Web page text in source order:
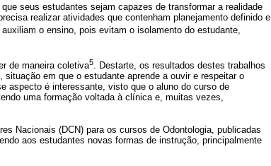
seus estudantes sejam capazes de transformar a realidade
realizar atividades que contenham planejamento definido e
o ensino, pois evitam o isolamento do estudante,
de maneira coletiva5
. Destarte, os resultados destes trabalhos
em que o estudante aprende a ouvir e respeitar o
aspecto é interessante, visto que o aluno do curso de
uma formação voltada à clínica e, muitas vezes,
Nacionais (DCN) para os cursos de Odontologia, publicadas
aos estudantes novas formas de instrução, principalmente